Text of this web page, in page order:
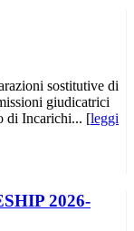
sostitutive di
giudicatrici
di Incarichi... [leggi
2026-